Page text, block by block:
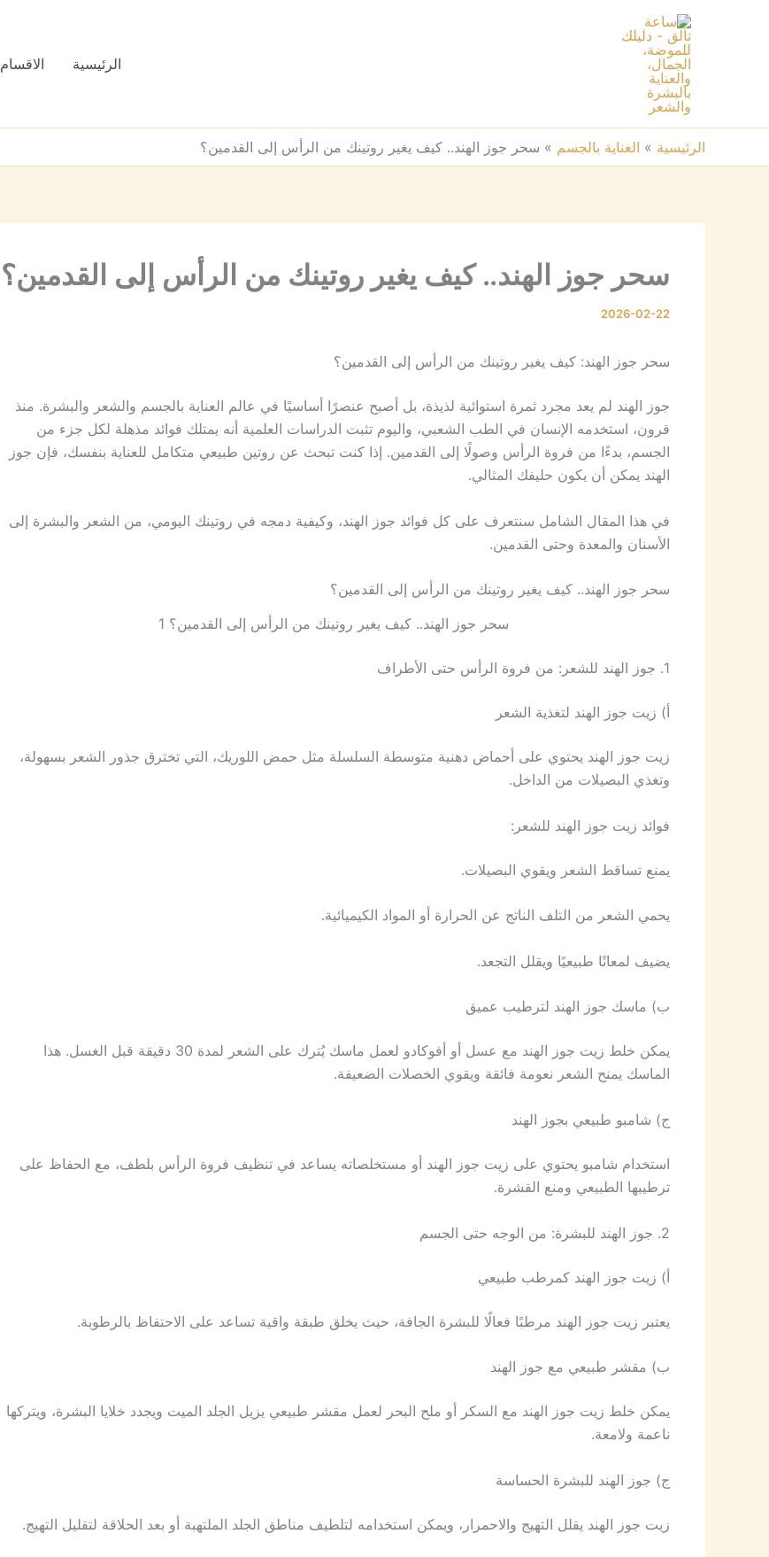
الرئيسية الاقسام
الرئيسية » العناية بالجسم » سحر جوز الهند.. كيف يغير روتينك من الرأس إلى القدمين؟
سحر جوز الهند.. كيف يغير روتينك من الرأس إلى القدمين؟
2026-02-22
سحر جوز الهند: كيف يغير روتينك من الرأس إلى القدمين؟
جوز الهند لم يعد مجرد ثمرة استوائية لذيذة، بل أصبح عنصرًا أساسيًا في عالم العناية بالجسم والشعر والبشرة. منذ
قرون، استخدمه الإنسان في الطب الشعبي، واليوم تثبت الدراسات العلمية أنه يمتلك فوائد مذهلة لكل جزء من
الجسم، بدءًا من فروة الرأس وصولًا إلى القدمين. إذا كنت تبحث عن روتين طبيعي متكامل للعناية بنفسك، فإن جوز
الهند يمكن أن يكون حليفك المثالي.
في هذا المقال الشامل سنتعرف على كل فوائد جوز الهند، وكيفية دمجه في روتينك اليومي، من الشعر والبشرة إلى
الأسنان والمعدة وحتى القدمين.
سحر جوز الهند.. كيف يغير روتينك من الرأس إلى القدمين؟
سحر جوز الهند.. كيف يغير روتينك من الرأس إلى القدمين؟ 1
1. جوز الهند للشعر: من فروة الرأس حتى الأطراف
أ) زيت جوز الهند لتغذية الشعر
زيت جوز الهند يحتوي على أحماض دهنية متوسطة السلسلة مثل حمض اللوريك، التي تخترق جذور الشعر بسهولة،
وتغذي البصيلات من الداخل.
فوائد زيت جوز الهند للشعر:
يمنع تساقط الشعر ويقوي البصيلات.
يحمي الشعر من التلف الناتج عن الحرارة أو المواد الكيميائية.
يضيف لمعانًا طبيعيًا ويقلل التجعد.
ب) ماسك جوز الهند لترطيب عميق
يمكن خلط زيت جوز الهند مع عسل أو أفوكادو لعمل ماسك يُترك على الشعر لمدة 30 دقيقة قبل الغسل. هذا
الماسك يمنح الشعر نعومة فائقة ويقوي الخصلات الضعيفة.
ج) شامبو طبيعي بجوز الهند
استخدام شامبو يحتوي على زيت جوز الهند أو مستخلصاته يساعد في تنظيف فروة الرأس بلطف، مع الحفاظ على
ترطيبها الطبيعي ومنع القشرة.
2. جوز الهند للبشرة: من الوجه حتى الجسم
أ) زيت جوز الهند كمرطب طبيعي
يعتبر زيت جوز الهند مرطبًا فعالًا للبشرة الجافة، حيث يخلق طبقة واقية تساعد على الاحتفاظ بالرطوبة.
ب) مقشر طبيعي مع جوز الهند
يمكن خلط زيت جوز الهند مع السكر أو ملح البحر لعمل مقشر طبيعي يزيل الجلد الميت ويجدد خلايا البشرة، ويتركها
ناعمة ولامعة.
ج) جوز الهند للبشرة الحساسة
زيت جوز الهند يقلل التهيج والاحمرار، ويمكن استخدامه لتلطيف مناطق الجلد الملتهبة أو بعد الحلاقة لتقليل التهيج.